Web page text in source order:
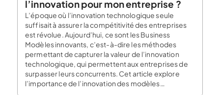
l’innovation pour mon entreprise ?
L’époque où l’innovation technologique seule
suffisait à assurer la compétitivité des entreprises
est révolue. Aujourd’hui, ce sont les Business
Modèles innovants, c’est-à-dire les méthodes
permettant de capturer la valeur de l’innovation
technologique, qui permettent aux entreprises de
surpasser leurs concurrents. Cet article explore
l’importance de l’innovation des modèles